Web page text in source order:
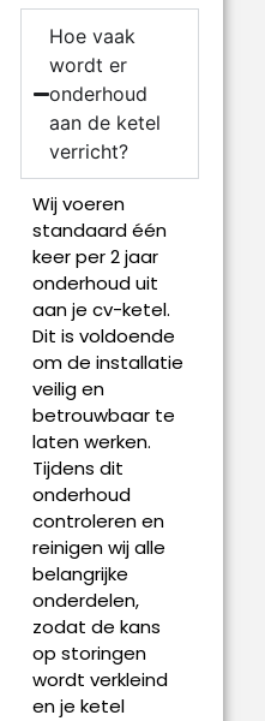
Hoe vaak
wordt er
onderhoud
aan de ketel
verricht?
Wij voeren
standaard één
keer per 2 jaar
onderhoud uit
aan je cv-ketel.
Dit is voldoende
om de installatie
veilig en
betrouwbaar te
laten werken.
Tijdens dit
onderhoud
controleren en
reinigen wij alle
belangrijke
onderdelen,
zodat de kans
op storingen
wordt verkleind
en je ketel